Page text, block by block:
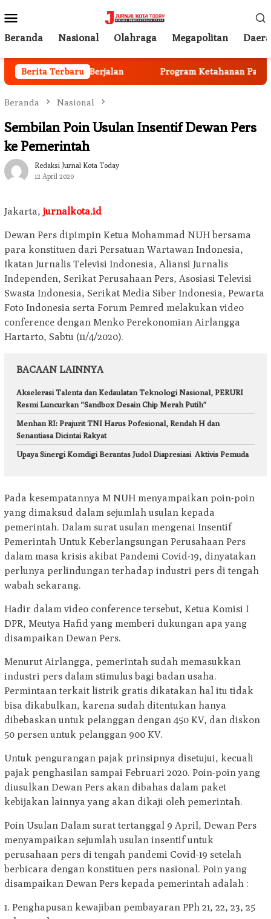
ke
kontenMobile
Beranda Nasional Olahraga Megapolitan
Berita Terbaru
Mulai Berjalan Program Ketahanan Pangan
Beranda Nasional
Sembilan Poin Usulan Insentif Dewan Pers
ke Pemerintah
Redaksi Jurnal Kota Today
12 April 2020
Jakarta, jurnalkota.id
Dewan Pers dipimpin Ketua Mohammad NUH bersama
para konstituen dari Persatuan Wartawan Indonesia,
Ikatan Jurnalis Televisi Indonesia, Aliansi Jurnalis
Independen, Serikat Perusahaan Pers, Asosiasi Televisi
Swasta Indonesia, Serikat Media Siber Indonesia, Pewarta
Foto Indonesia serta Forum Pemred melakukan video
conference dengan Menko Perekonomian Airlangga
Hartarto, Sabtu (11/4/2020).
BACAAN LAINNYA
Akselerasi Talenta dan Kedaulatan Teknologi Nasional, PERURI
Resmi Luncurkan “Sandbox Desain Chip Merah Putih”
Menhan RI: Prajurit TNI Harus Pofesional, Rendah H dan
Senantiasa Dicintai Rakyat
Upaya Sinergi Komdigi Berantas Judol Diapresiasi Aktivis Pemuda
Pada kesempatannya M NUH menyampaikan poin-poin
yang dimaksud dalam sejumlah usulan kepada
pemerintah. Dalam surat usulan mengenai Insentif
Pemerintah Untuk Keberlangsungan Perusahaan Pers
dalam masa krisis akibat Pandemi Covid-19, dinyatakan
perlunya perlindungan terhadap industri pers di tengah
wabah sekarang.
Hadir dalam video conference tersebut, Ketua Komisi I
DPR, Meutya Hafid yang memberi dukungan apa yang
disampaikan Dewan Pers.
Menurut Airlangga, pemerintah sudah memasukkan
industri pers dalam stimulus bagi badan usaha.
Permintaan terkait listrik gratis dikatakan hal itu tidak
bisa dikabulkan, karena sudah ditentukan hanya
dibebaskan untuk pelanggan dengan 450 KV, dan diskon
50 persen untuk pelanggan 900 KV.
Untuk pengurangan pajak prinsipnya disetujui, kecuali
pajak penghasilan sampai Februari 2020. Poin-poin yang
diusulkan Dewan Pers akan dibahas dalam paket
kebijakan lainnya yang akan dikaji oleh pemerintah.
Poin Usulan Dalam surat tertanggal 9 April, Dewan Pers
menyampaikan sejumlah usulan insentif untuk
perusahaan pers di tengah pandemi Covid-19 setelah
berbicara dengan konstituen pers nasional. Poin yang
disampaikan Dewan Pers kepada pemerintah adalah :
1. Penghapusan kewajiban pembayaran PPh 21, 22, 23, 25